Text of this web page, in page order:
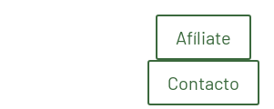
Afíliate
Contacto